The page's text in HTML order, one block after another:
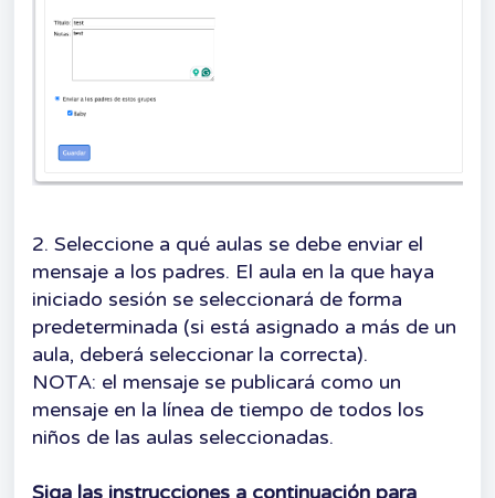
2. Seleccione a qué aulas se debe enviar el
mensaje a los padres. El aula en la que haya
iniciado sesión se seleccionará de forma
predeterminada (si está asignado a más de un
aula, deberá seleccionar la correcta).
NOTA: el mensaje se publicará como un
mensaje en la línea de tiempo de todos los
niños de las aulas seleccionadas.
Siga las instrucciones a continuación para